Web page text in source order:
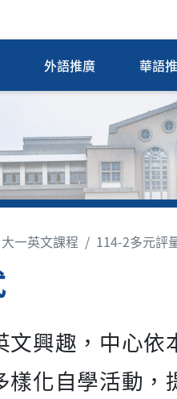
外語推廣 華語
大一英文課程 114-2多元評
文興趣，中心
樣化自學活動